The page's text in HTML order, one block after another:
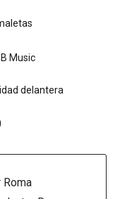
Music
delantera